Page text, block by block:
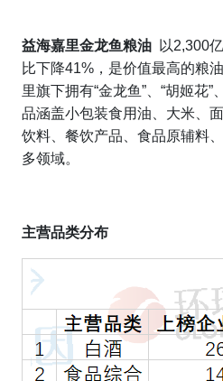
益海嘉里金龙鱼粮油 以2,300
比下降41% ，是价值最高的粮油
里旗下拥有“金龙鱼” “胡姬花”
品涵盖小包装食用油、大米、
饮料、餐饮产品、食品原辅料
多领域。
主营品类分布